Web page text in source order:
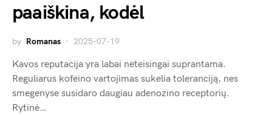
paaiškina, kodėl
by Romanas 2025-07-19
Kavos reputacija yra labai neteisingai suprantama.
Reguliarus kofeino vartojimas sukelia toleranciją, nes
smegenyse susidaro daugiau adenozino receptorių.
Rytinė…